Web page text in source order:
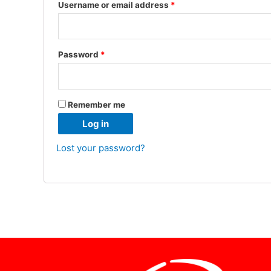
Username or email address *
Password *
Remember me
Log in
Lost your password?